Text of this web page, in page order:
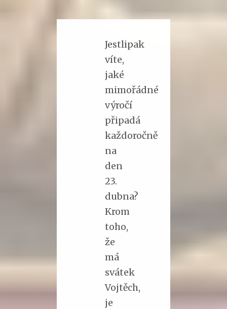
Jestlipak
víte,
jaké
mimořádné
výročí
připadá
každoročně
na
den
23.
dubna?
Krom
toho,
že
má
svátek
Vojtěch,
je